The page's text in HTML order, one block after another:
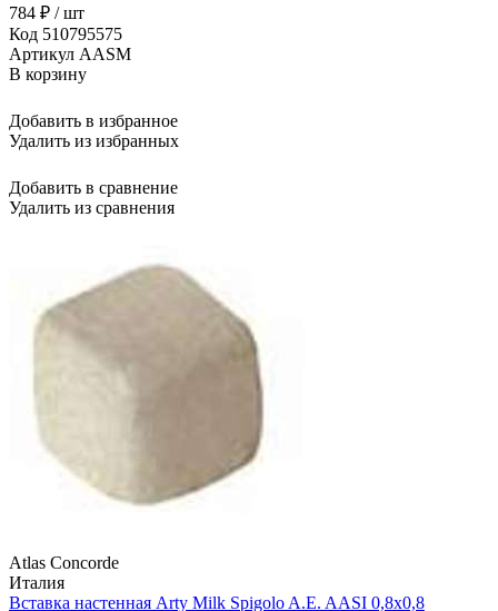
784 ₽ / шт
Код 510795575
Артикул AASM
В корзину
Добавить в избранное
Удалить из избранных
Добавить в сравнение
Удалить из сравнения
Atlas Concorde
Италия
Вставка настенная Arty Milk Spigolo A.E. AASI 0,8x0,8